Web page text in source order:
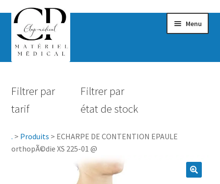
Menu
Hygiène
Rééducation
Filtrer par
tarif
Filtrer par
état de stock
. > Produits > ECHARPE DE CONTENTION EPAULE
orthopÃ©die XS 225-01 @